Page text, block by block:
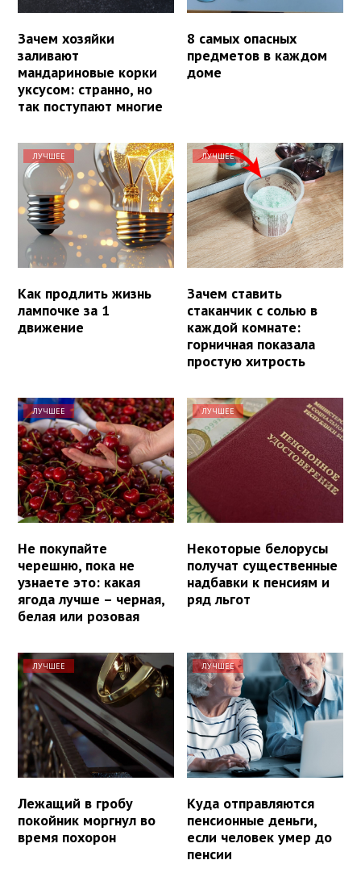
Зачем хозяйки
заливают
мандариновые корки
уксусом: странно, но
так поступают многие
8 самых опасных
предметов в каждом
доме
ЛУЧШЕЕ
Как продлить жизнь
лампочке за 1
движение
ЛУЧШЕЕ
Зачем ставить
стаканчик с солью в
каждой комнате:
горничная показала
простую хитрость
ЛУЧШЕЕ
Не покупайте
черешню, пока не
узнаете это: какая
ягода лучше – черная,
белая или розовая
ЛУЧШЕЕ
Некоторые белорусы
получат существенные
надбавки к пенсиям и
ряд льгот
ЛУЧШЕЕ
Лежащий в гробу
покойник моргнул во
время похорон
ЛУЧШЕЕ
Куда отправляются
пенсионные деньги,
если человек умер до
пенсии